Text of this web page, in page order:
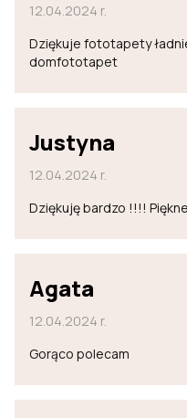
12.04.2024 r.
Dziękuje fototapety
domfototapet
Justyna
12.04.2024 r.
Dziękuję bardzo !!!!
Agata
12.04.2024 r.
Gorąco polecam